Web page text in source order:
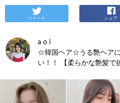
ツイート シェア
a o i
☆韓国ヘア☆うる艶ヘア
い！！ 【柔らかな艶髪で